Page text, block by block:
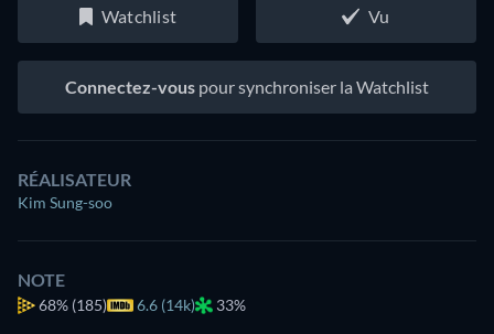
Watchlist Vu
Connectez-vous pour synchroniser la Watchlist
RÉALISATEUR
Kim Sung-soo
NOTE
68% (185) 6.6 (14k) 33%